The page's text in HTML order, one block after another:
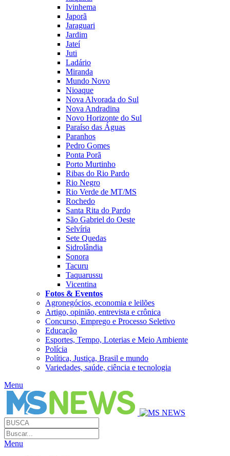
Ivinhema
Japorã
Jaraguari
Jardim
Jateí
Juti
Ladário
Miranda
Mundo Novo
Nioaque
Nova Alvorada do Sul
Nova Andradina
Novo Horizonte do Sul
Paraíso das Águas
Paranhos
Pedro Gomes
Ponta Porã
Porto Murtinho
Ribas do Rio Pardo
Rio Negro
Rio Verde de MT/MS
Rochedo
Santa Rita do Pardo
São Gabriel do Oeste
Selvíria
Sete Quedas
Sidrolândia
Sonora
Tacuru
Taquarussu
Vicentina
Fotos & Eventos
Agronegócios, economia e leilões
Artigo, opinião, entrevista e crônica
Concurso, Emprego e Processo Seletivo
Educação
Esportes, Tempo, Loterias e Meio Ambiente
Polícia
Política, Justiça, Brasil e mundo
Variedades, saúde, ciência e tecnologia
Menu
Menu